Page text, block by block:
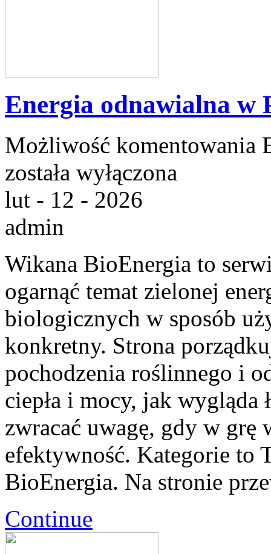
Energia odnawialna w
Możliwość komentowania
została wyłączona
lut - 12 - 2026
admin
Wikana BioEnergia to
ogarnąć temat zielonej
biologicznych w sposób
konkretny. Strona
pochodzenia roślinnego i
ciepła i mocy, jak wygląda
zwracać uwagę, gdy w grę
efektywność. Kategorie to
BioEnergia. Na stronie
Continue